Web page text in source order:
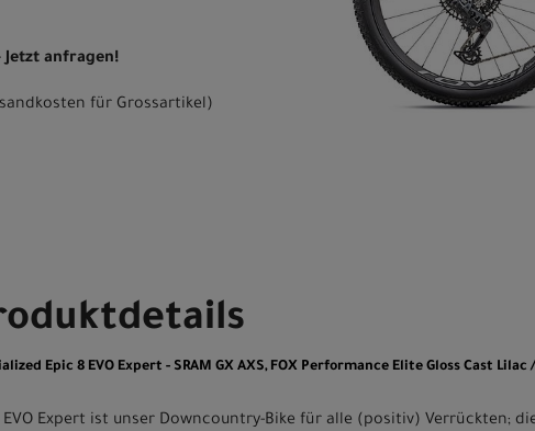
anfragen!
für Grossartikel)
Epic 8 EVO Expert - SRAM GX AXS, FOX Performance Elite Gloss Cast Lilac
EVO Expert ist unser Downcountry-Bike für alle (positiv) Verrückten;